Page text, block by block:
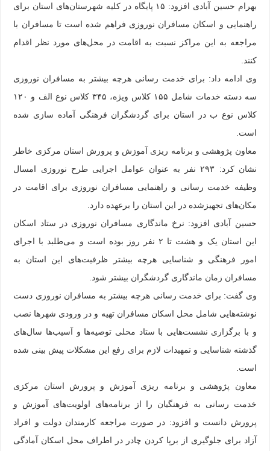
بهرام حسین آبادی افزود: ۱۵ پایگاه در کلیه شهرستان‌های استان برای
راهنمایی و اسکان مسافران نوروزی فراهم شده است تا مسافران با
مراجعه به این مراکز نسبت به اقامت در محل‌های مورد نظر اقدام
کنند.
وی ادامه داد: برای خدمت رسانی هرچه بیشتر به مسافران نوروزی
سه دسته خدمات شامل ۱۵۵ کلاس ویژه، ۳۴۵ کلاس نوع الف و ۱۲۰
کلاس نوع ب در استان برای گردشگران فرهنگی آماده سازی شده
است.
معاون پژوهشی و برنامه ریزی آموزش و پرورش استان مرکزی خاطر
نشان کرد: ۲۹۳ نفر به عنوان عوامل اجرایی طرح نوروزی امسال
وظیفه خدمت رسانی و راهنمایی مسافران نوروزی برای اقامت در
مکان‌های تجهیزشده در این استان را برعهده دارد.
حسین آبادی افزود: نرخ ماندگاری مسافران نوروزی در ستاد اسکان
این استان یک و هشت تا ۲ نفر روز بوده است و می‌طلبد با اجرای
امور فرهنگی و شناسایی هرچه بیشتر ظرفیت‌های این استان به
مسافران زمان ماندگاری گردشگران بیشتر شود.
وی گفت: برای خدمت رسانی هرچه بیشتر به مسافران نوروزی دست
نوشته‌هایی شامل محل اسکان مسافران تهیه و در ورودی شهرها نصب
و با برگزاری نشست‌هایی با ستاد محلی توصیه‌ها و آسیب‌ها سال‌های
گذشته شناسایی و تمهیدات لازم برای رفع این مشکلات پیش بینی شده
است.
معاون پژوهشی و برنامه ریزی آموزش و پرورش استان مرکزی
خدمت رسانی به فرهنگیان را از برنامه‌های اولویت‌های آموزش و
پرورش دانست و افزود: در صورت مراجعه کارمندان دولت و افراد
آزاد برای جلوگیری از برپا کردن چادر در اطراف محل اسکان آمادگی